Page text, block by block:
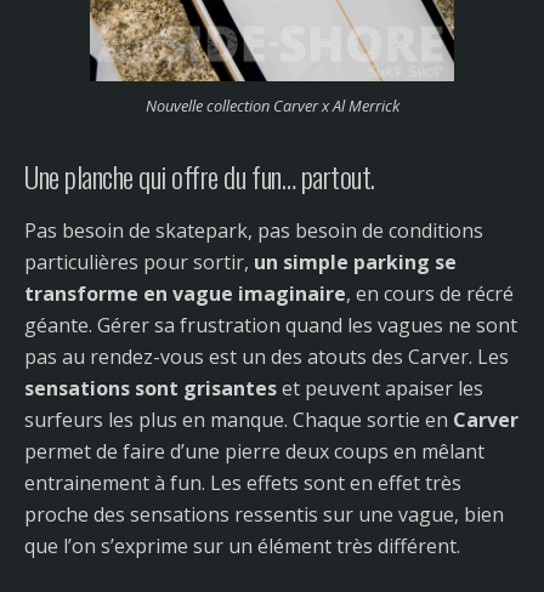
Nouvelle collection Carver x Al Merrick
Une planche qui offre du fun… partout.
Pas besoin de skatepark, pas besoin de conditions
particulières pour sortir, un simple parking se
transforme en vague imaginaire, en cours de récré
géante. Gérer sa frustration quand les vagues ne sont
pas au rendez-vous est un des atouts des Carver. Les
sensations sont grisanteset peuvent apaiser les
surfeurs les plus en manque. Chaque sortie en Carver
permet de faire d’une pierre deux coups en mêlant
entrainement à fun. Les effets sont en effet très
proche des sensations ressentis sur une vague, bien
que l’on s’exprime sur un élément très différent.